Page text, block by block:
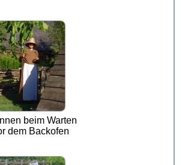
beim Warten
dem Backofen